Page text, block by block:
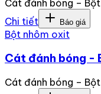
Cát đánh bóng –
Chi tiết
Báo giá
Bột nhôm oxit
Cát đánh bóng -
Cát đánh bóng –